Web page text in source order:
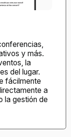
y más.
la
del lugar.
fácilmente
a
la gestión de